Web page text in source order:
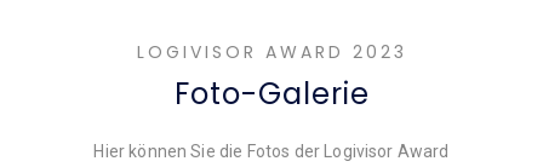
LOGIVISOR AWARD 2023
Foto-Galerie
Hier können Sie die Fotos der Logivisor Award